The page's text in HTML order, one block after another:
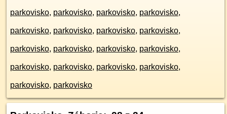
parkovisko, parkovisko, parkovisko, parkovisko,
parkovisko, parkovisko, parkovisko, parkovisko,
parkovisko, parkovisko, parkovisko, parkovisko,
parkovisko, parkovisko, parkovisko, parkovisko,
parkovisko, parkovisko